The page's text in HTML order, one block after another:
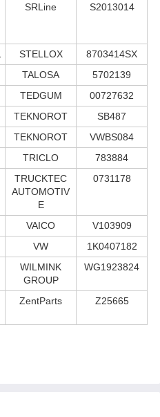
SRLine S2013014
STELLOX
8703414SX
TALOSA
5702139
TEDGUM
00727632
TEKNOROT
SB487
TEKNOROT
VWBS084
TRICLO
783884
TRUCKTEC
AUTOMOTIV
E
0731178
VAICO
V103909
VW
1K0407182
WILMINK
GROUP
WG1923824
ZentParts Z25665